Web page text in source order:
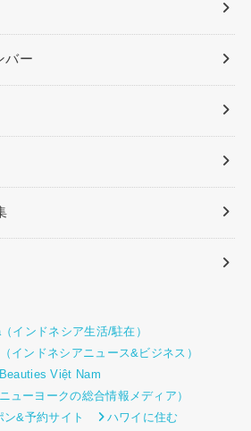
バー
（インドネシア生活/駐在）
インドネシアニュース&ビジネス）
Beauties Việt Nam
ューヨークの総合情報メディア）
&予約サイト
ハワイに住む